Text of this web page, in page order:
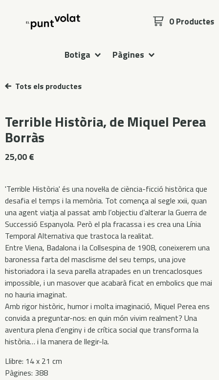
0 Productes
Botiga Pàgines
Tots els productes
Terrible Història, de Miquel Perea
Borràs
25,00€
'Terrible Història' és una novel·la de ciència-ficció històrica que
desafia el temps i la memòria. Tot comença al segle xxii, quan
una agent viatja al passat amb l’objectiu d’alterar la Guerra de
Successió Espanyola. Però el pla fracassa i es crea una Línia
Temporal Alternativa que trastoca la realitat.
Entre Viena, Badalona i la Collsespina de 1908, coneixerem una
baronessa farta del masclisme del seu temps, una jove
historiadora i la seva parella atrapades en un trencaclosques
impossible, i un masover que acabarà ficat en embolics que mai
no hauria imaginat.
Amb rigor històric, humor i molta imaginació, Miquel Perea ens
convida a preguntar-nos: en quin món vivim realment? Una
aventura plena d’enginy i de crítica social que transforma la
història… i la manera de llegir-la.
Llibre: 14 x 21 cm
Pàgines: 388